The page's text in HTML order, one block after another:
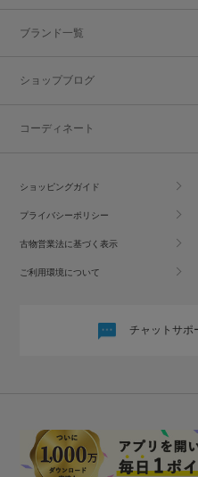
ブランド一覧
ショップブログ
コーディネート
ショッピングガイド
プライバシーポリシー
古物営業法に基づく表示
ご利用環境について
チャットサポ